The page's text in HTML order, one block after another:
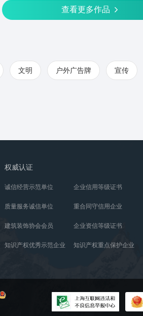
查看更多作品
文明 户外广告牌 宣传
权威认证
诚信经营示范单位 企业信用等级证书
质量服务诚信单位 重合同守信用企业
建筑装饰协会会员 企业资信等级证书
知识产权优秀示范企业 知识产权重点保护企业